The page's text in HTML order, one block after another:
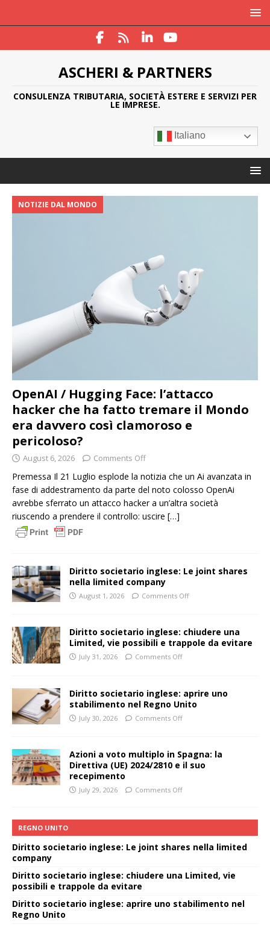
ASCHERI & PARTNERS
CONSULENZA TRIBUTARIA, SOCIETÀ ESTERE E SERVIZI PER
LE IMPRESE.
Italiano
OpenAI / Hugging Face: l’attacco
hacker che ha fatto tremare il Mondo
era davvero così clamoroso e
pericoloso?
NOTIZIE DAL MONDO
August 6, 2026 Comments Off
Premessa Il 21 Luglio esplode la notizia che un Ai avanzata in
fase di addestramento da parte del noto colosso OpenAi
avrebbe sferrato un attacco hacker a un’altra società
riuscendo a prendere il controllo: uscire […]
Diritto societario inglese: Le joint shares
nella limited company
August 1, 2026 Comments Off
Diritto societario inglese: chiudere una
Limited, vie possibili e trappole da evitare
July 31, 2026 Comments Off
Diritto societario inglese: aprire uno
stabilimento nel Regno Unito
July 30, 2026 Comments Off
Azioni a voto multiplo in Spagna: la
Direttiva (UE) 2024/2810 e il suo
recepimento
July 29, 2026 Comments Off
REGNO UNITO
Diritto societario inglese: Le joint shares nella limited
company
Diritto societario inglese: chiudere una Limited, vie
possibili e trappole da evitare
Diritto societario inglese: aprire uno stabilimento nel
Regno Unito